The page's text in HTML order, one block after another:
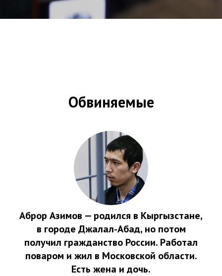
Обвиняемые
Аброр Азимов — родился в Кыргызстане,
в городе Джалал-Абад, но потом
получил гражданство России. Работал
поваром и жил в Московской области.
Есть жена и дочь.